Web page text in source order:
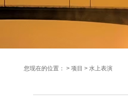
您现在的位置： > 项目 > 水上表演